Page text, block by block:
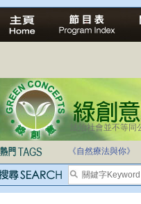
法治社會並不等同
《自然療法與你》